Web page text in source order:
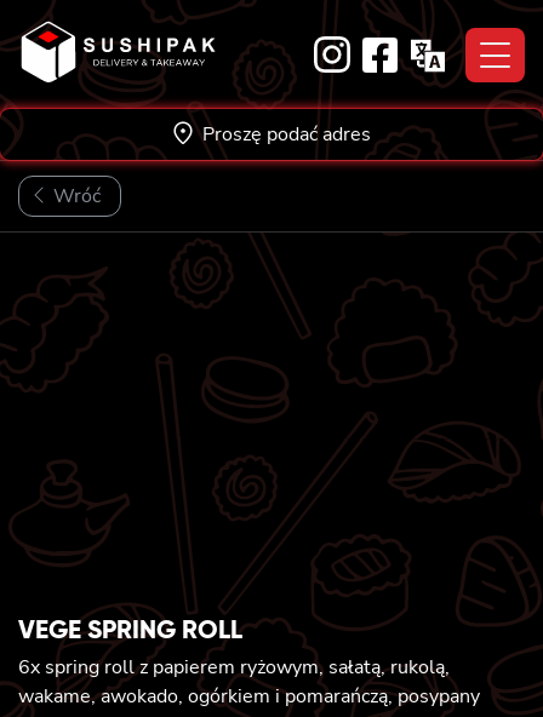
to
content
Proszę podać adres
Wróć
VEGE SPRING ROLL
6x spring roll z papierem ryżowym, sałatą, rukolą,
wakame, awokado, ogórkiem i pomarańczą, posypany